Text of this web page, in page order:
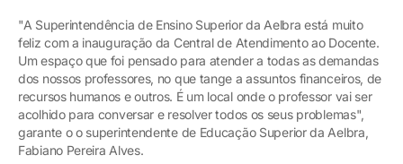
"A Superintendência de Ensino Superior da Aelbra está muito
feliz com a inauguração da Central de Atendimento ao Docente.
Um espaço que foi pensado para atender a todas as demandas
dos nossos professores, no que tange a assuntos financeiros, de
recursos humanos e outros. É um local onde o professor vai ser
acolhido para conversar e resolver todos os seus problemas",
garante o o superintendente de Educação Superior da Aelbra,
Fabiano Pereira Alves.